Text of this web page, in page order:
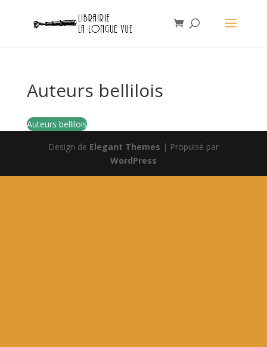
Auteurs bellilois
Auteurs bellilois
Design de Elegant Themes | Propulsé par
WordPress